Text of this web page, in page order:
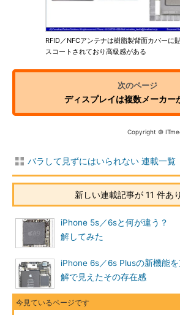
RFID／NFCアンテナは樹脂製背面カバーに
スコートされており高級感がある
ディスプレイは複数メーカー
Copyright ©
バラして見ずにはいられない 連載一覧
新しい連載記事が 11 件あ
iPhone 5s／6sと何が違う？
解してみた
iPhone 6s／6s Plusの新機能
解で見えたその存在感